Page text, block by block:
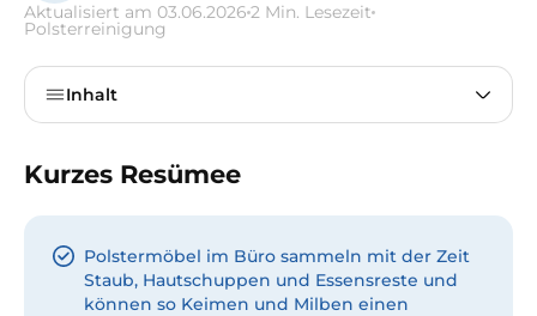
Aktualisiert am 03.06.2026 2 Min. Lesezeit
Polsterreinigung
Inhalt
Kurzes Resümee
Polstermöbel im Büro sammeln mit der Zeit
Staub, Hautschuppen und Essensreste und
können so Keimen und Milben einen